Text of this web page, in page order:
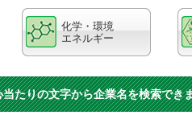
化学・環境
エネルギー
たりの文字から企業名を検索でき